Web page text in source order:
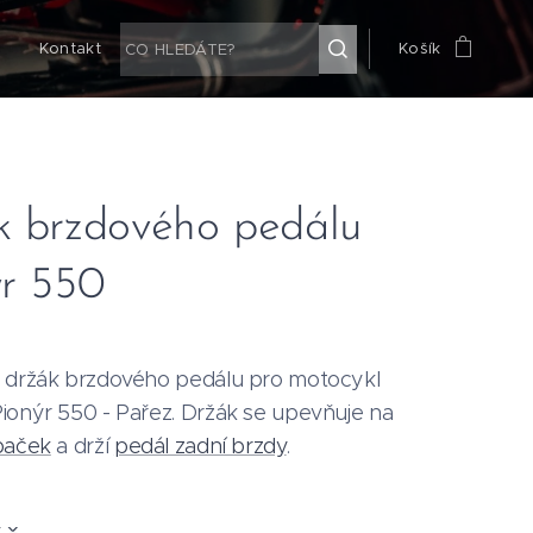
Kontakt Košík
brzdového pedálu
550
držák brzdového pedálu pro motocykl
550 - Pařez. Držák se upevňuje na
a držípedál zadní brzdy.